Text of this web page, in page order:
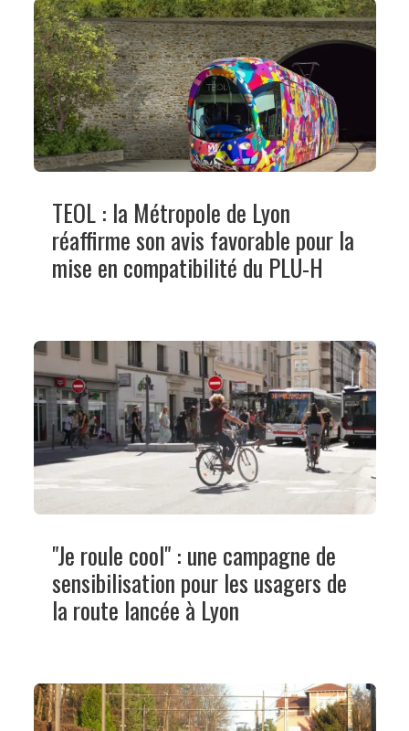
TEOL : la Métropole de Lyon
réaffirme son avis favorable pour la
mise en compatibilité du PLU-H
"Je roule cool" : une campagne de
sensibilisation pour les usagers de
la route lancée à Lyon